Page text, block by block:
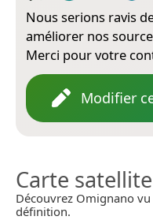
Nous serions ravis
améliorer nos
Merci pour votre
Modifier
Carte satellite
Découvrez Omignano
définition.